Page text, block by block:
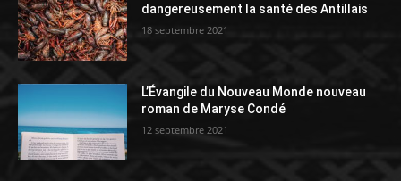
dangereusement la santé des Antillais
18 septembre 2021
L’Évangile du Nouveau Monde nouveau
roman de Maryse Condé
12 septembre 2021